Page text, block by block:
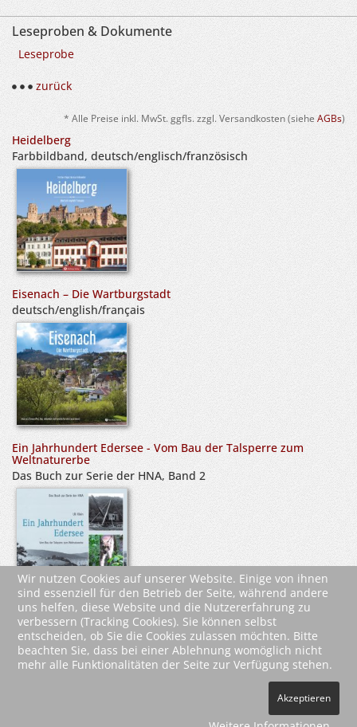
Leseproben & Dokumente
Leseprobe
zurück
* Alle Preise inkl. MwSt. ggfls. zzgl. Versandkosten (siehe AGBs)
Heidelberg
Farbbildband, deutsch/englisch/französisch
Eisenach – Die Wartburgstadt
deutsch/english/français
Ein Jahrhundert Edersee - Vom Bau der Talsperre zum
Weltnaturerbe
Das Buch zur Serie der HNA, Band 2
Vertrag widerrufen
Wir nutzen Cookies auf unserer Website. Einige von ihnen
sind essenziell für den Betrieb der Seite, während andere
uns helfen, diese Website und die Nutzererfahrung zu
verbessern (Tracking Cookies). Sie können selbst
entscheiden, ob Sie die Cookies zulassen möchten. Bitte
beachten Sie, dass bei einer Ablehnung womöglich nicht
mehr alle Funktionalitäten der Seite zur Verfügung stehen.
Akzeptieren